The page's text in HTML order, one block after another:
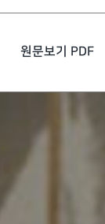
원문보기 PDF